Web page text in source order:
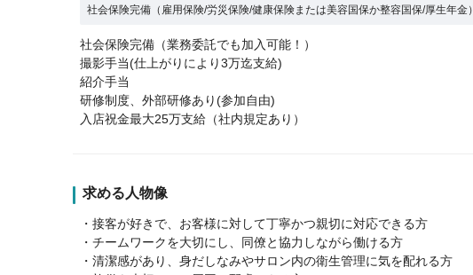
社会保険完備（雇用保険/労災保険/健康保険または美容国保か整容国保/厚生年金）
社会保険完備（業務委託でも加入可能！）
撮影手当(仕上がりにより3万迄支給)
紹介手当
研修制度、外部研修あり(参加自由)
入店祝金最大25万支給（社内規定あり）
求める人物像
・接客が好きで、お客様に対して丁寧かつ親切に対応できる方
・チームワークを大切にし、同僚と協力しながら働ける方
・清潔感があり、身だしなみやサロン内の衛生管理に気を配れる方